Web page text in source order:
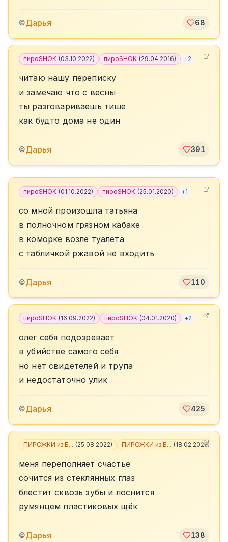
©Дарья 68
пироSHOK (03.10.2022) пироSHOK (29.04.2016) +2
читаю нашу переписку
и замечаю что с весны
ты разговариваешь тише
как будто дома не один
©Дарья 391
пироSHOK (01.10.2022) пироSHOK (25.01.2020) +1
со мной произошла татьяна
в полночном грязном кабаке
в коморке возле туалета
с табличкой ржавой не входить
©Дарья 110
пироSHOK (16.09.2022) пироSHOK (04.01.2020) +2
олег себя подозревает
в убийстве самого себя
но нет свидетелей и трупа
и недостаточно улик
©Дарья 425
ПИРОЖКИ из Б... (25.08.2022) ПИРОЖКИ из Б... (18.02.2022)
меня переполняет счастье
сочится из стеклянных глаз
блестит сквозь зубы и лоснится
румянцем пластиковых щёк
©Дарья 138